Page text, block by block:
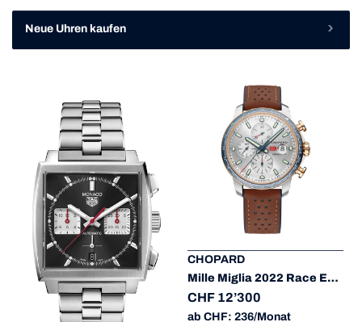
Neue Uhren kaufen
CHOPARD
Mille Miglia 2022 Race Edition
CHF 12’300
ab CHF: 236/Monat